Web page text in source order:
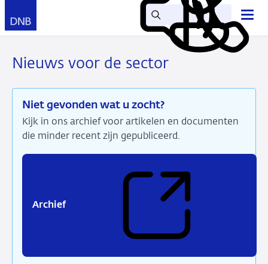
Zoek Lees
voor
Mijn
DNB
Contact
Nieuws voor de sector
Niet gevonden wat u zocht?
Kijk in ons archief voor artikelen en documenten
die minder recent zijn gepubliceerd.
Archief
externe